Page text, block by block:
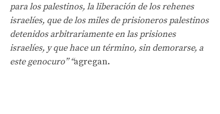
para los palestinos, la liberación de los rehenes
israelíes, que de los miles de prisioneros palestinos
detenidos arbitrariamente en las prisiones
israelíes, y que hace un término, sin demorarse, a
este genocuro” “agregan.